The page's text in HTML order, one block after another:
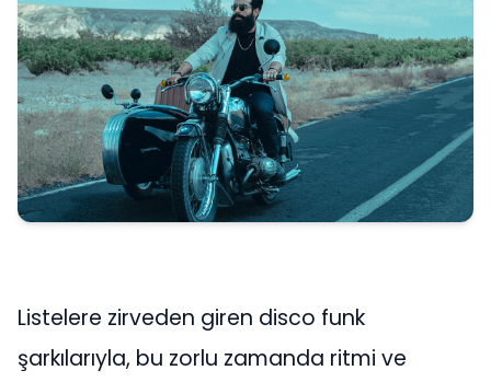
Listelere zirveden giren disco funk
şarkılarıyla, bu zorlu zamanda ritmi ve